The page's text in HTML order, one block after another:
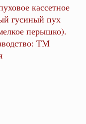
кассетное
гусиный пух
перышко).
ТМ